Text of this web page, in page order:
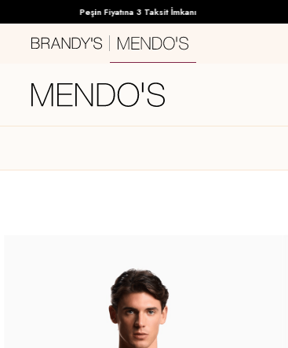
Peşin Fiyatına 3 Taksit İmkanı